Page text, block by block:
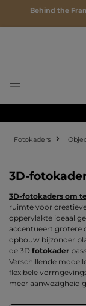
Behind the
Fotokaders
3D-
3D-fotokaders om
ruimte voor
oppervlakte ideaal
accentueert grotere
opbouw bijzonder
de 3D fotokader
Verschillende
flexibele
meer aanwezigheid